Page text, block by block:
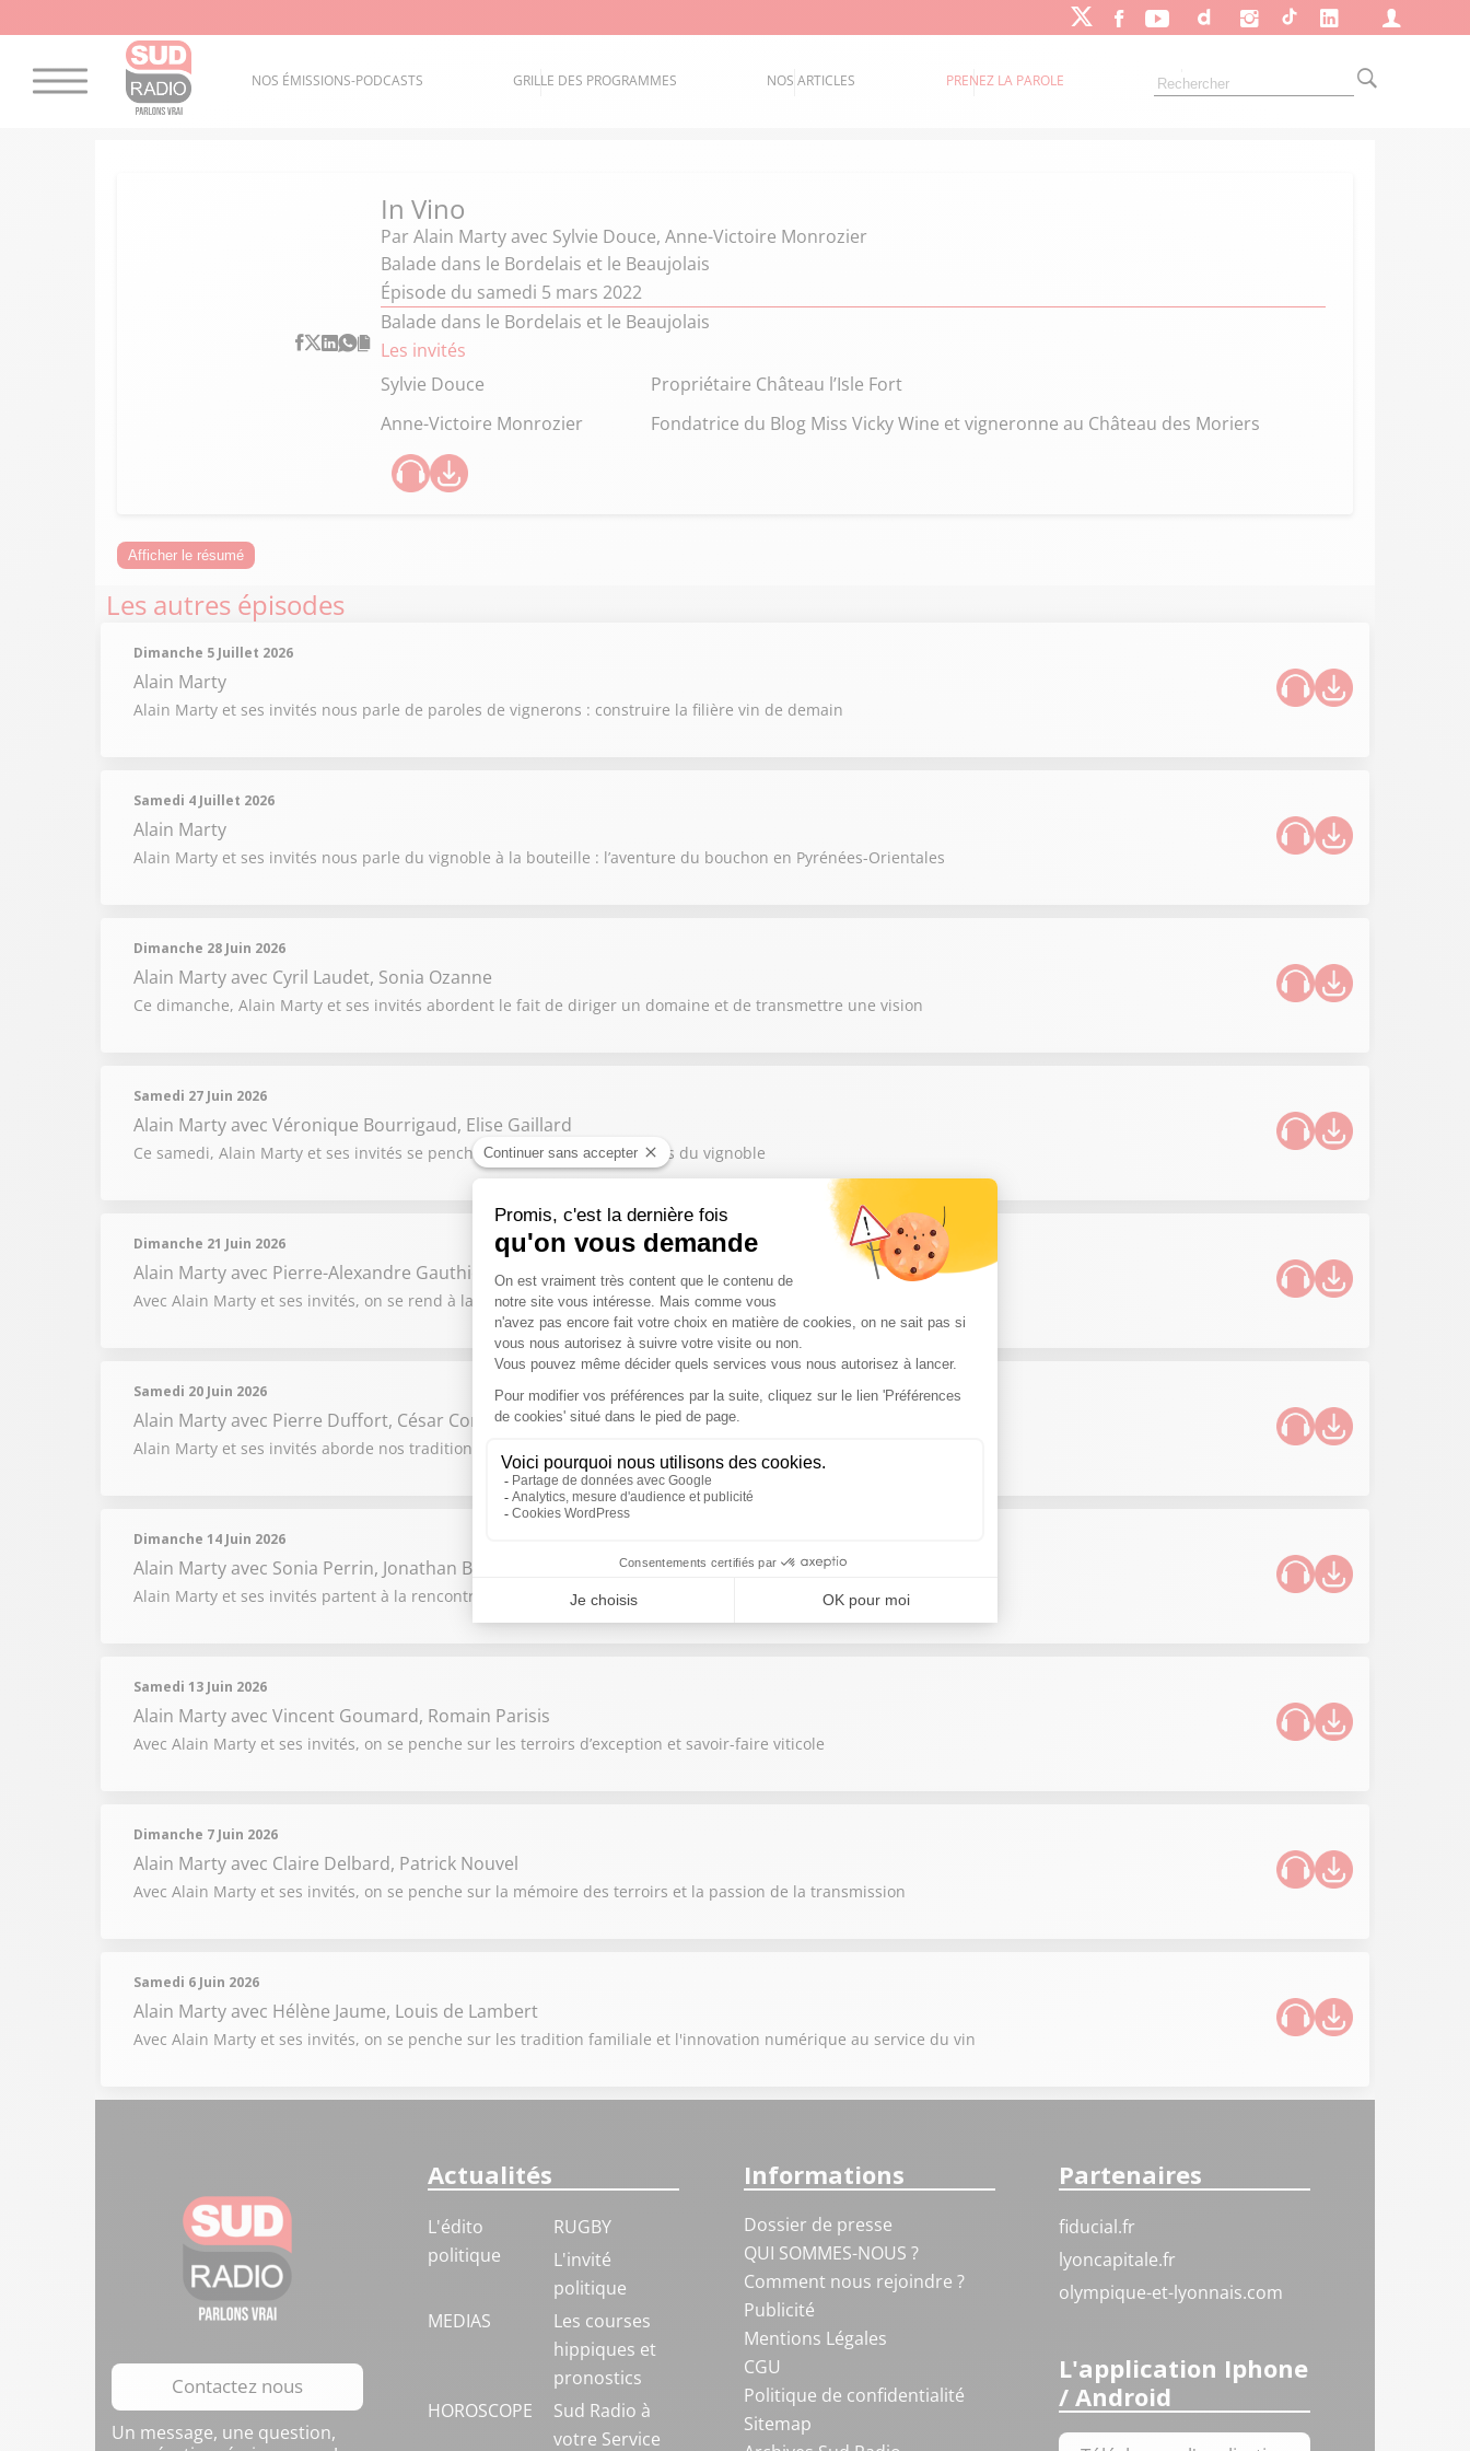
NOS ÉMISSIONS-PODCASTS GRILLE DES PROGRAMMES NOS ARTICLES PRENEZ LA PAROLE
In Vino
Par Alain Martyavec Sylvie Douce, Anne-Victoire Monrozier
Balade dans le Bordelais et le Beaujolais
Épisode du samedi 5 mars 2022
Balade dans le Bordelais et le Beaujolais
Les invités
Sylvie Douce
Propriétaire Château l’Isle Fort
Anne-Victoire Monrozier
Fondatrice du Blog Miss Vicky Wine et vigneronne au Château des Moriers
Afficher le résumé
Les autres épisodes
Dimanche 5 Juillet 2026
Alain Marty
Alain Marty et ses invités nous parle de paroles de vignerons : construire la filière vin de demain
Samedi 4 Juillet 2026
Alain Marty
Alain Marty et ses invités nous parle du vignoble à la bouteille : l’aventure du bouchon en Pyrénées-Orientales
Dimanche 28 Juin 2026
Alain Martyavec Cyril Laudet, Sonia Ozanne
Ce dimanche, Alain Marty et ses invités abordent le fait de diriger un domaine et de transmettre une vision
Samedi 27 Juin 2026
Alain Martyavec Véronique Bourrigaud, Elise Gaillard
Ce samedi, Alain Marty et ses invités se penchent sur les talents féminins du vignoble
Dimanche 21 Juin 2026
Alain Martyavec Pierre-Alexandre Gauthier, Cathy Collart-Geiger
Avec Alain Marty et ses invités, on se rend à la rencontre des terroirs et des traditions viticoles
Samedi 20 Juin 2026
Alain Martyavec Pierre Duffort, César Compadre
Alain Marty et ses invités aborde nos traditions viticoles et les nouveaux horizons
Dimanche 14 Juin 2026
Alain Martyavec Sonia Perrin, Jonathan Brunot
Alain Marty et ses invités partent à la rencontre des vignerons passionnés
Samedi 13 Juin 2026
Alain Martyavec Vincent Goumard, Romain Parisis
Avec Alain Marty et ses invités, on se penche sur les terroirs d’exception et savoir-faire viticole
Dimanche 7 Juin 2026
Alain Martyavec Claire Delbard, Patrick Nouvel
Avec Alain Marty et ses invités, on se penche sur la mémoire des terroirs et la passion de la transmission
Samedi 6 Juin 2026
Alain Martyavec Hélène Jaume, Louis de Lambert
Avec Alain Marty et ses invités, on se penche sur les tradition familiale et l'innovation numérique au service du vin
Contactez nous
Un message, une question,
Actualités
L'édito
politique
RUGBY
L'invité
politique
MEDIAS
Les courses
hippiques et
pronostics
HOROSCOPE
Sud Radio à
votre Service
Informations
Dossier de presse
QUI SOMMES-NOUS ?
Comment nous rejoindre ?
Publicité
Mentions Légales
CGU
Politique de confidentialité
Sitemap
Partenaires
fiducial.fr
lyoncapitale.fr
olympique-et-lyonnais.com
L'application Iphone
/ Android